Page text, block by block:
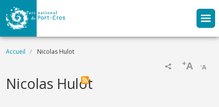
Aller au contenu principal
Fil d'Ariane
Accueil Nicolas Hulot
-A
+A
Nicolas Hulot